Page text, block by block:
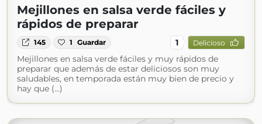
Mejillones en salsa verde fáciles y
rápidos de preparar
145 1 Guardar 1 Delicioso
Mejillones en salsa verde fáciles y muy rápidos de
preparar que además de estar deliciosos son muy
saludables, en temporada están muy bien de precio y
hay que (...)